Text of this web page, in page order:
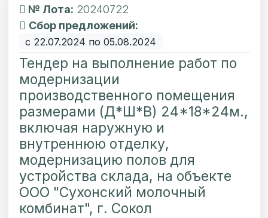
№ Лота: 20240722
Сбор предложений:
с 22.07.2024 по 05.08.2024
Тендер на выполнение работ по
модернизации
производственного помещения
размерами (Д*Ш*В) 24*18*24м.,
включая наружную и
внутреннюю отделку,
модернизацию полов для
устройства склада, на объекте
ООО "Сухонский молочный
комбинат", г. Сокол